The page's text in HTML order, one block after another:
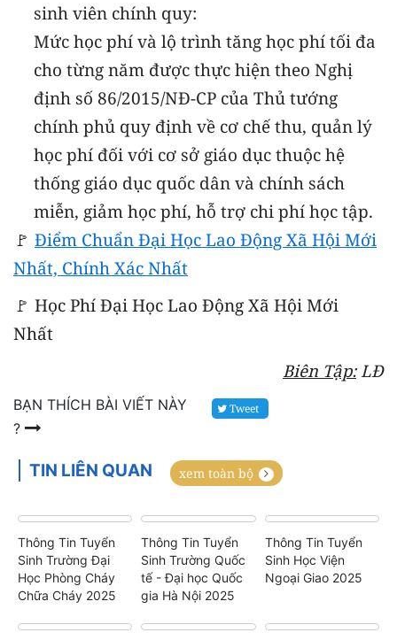
sinh viên chính quy:
Mức học phí và lộ trình tăng học phí tối đa
cho từng năm được thực hiện theo Nghị
định số 86/2015/NĐ-CP của Thủ tướng
chính phủ quy định về cơ chế thu, quản lý
học phí đối với cơ sở giáo dục thuộc hệ
thống giáo dục quốc dân và chính sách
miễn, giảm học phí, hỗ trợ chi phí học tập.
🚩 Điểm Chuẩn Đại Học Lao Động Xã Hội Mới
Nhất, Chính Xác Nhất
🚩 Học Phí Đại Học Lao Động Xã Hội Mới
Nhất
Biên Tập:LĐ
BẠN THÍCH BÀI VIẾT NÀY
?
Tweet
TIN LIÊN QUAN xem toàn bộ
Thông Tin Tuyển
Sinh Trường Đại
Học Phòng Cháy
Chữa Cháy 2025
Thông Tin Tuyển
Sinh Trường Quốc
tế - Đại học Quốc
gia Hà Nội 2025
Thông Tin Tuyển
Sinh Học Viện
Ngoại Giao 2025